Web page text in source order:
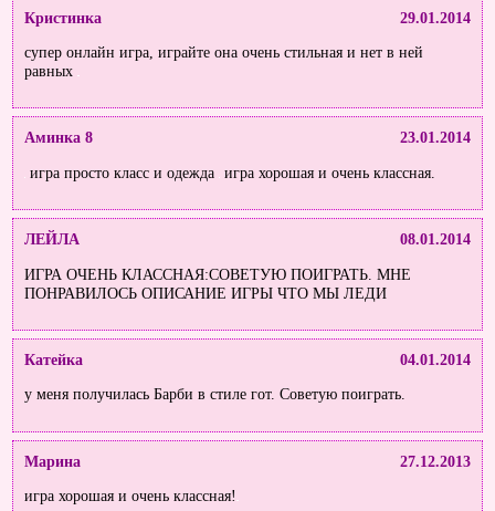
Кристинка
29.01.2014
супер онлайн игра, играйте она очень стильная и нет в ней
равных
Аминка 8
23.01.2014
игра просто класс и одежда игра хорошая и очень классная.
ЛЕЙЛА
08.01.2014
ИГРА ОЧЕНЬ КЛАССНАЯ:СОВЕТУЮ ПОИГРАТЬ. МНЕ
ПОНРАВИЛОСЬ ОПИСАНИЕ ИГРЫ ЧТО МЫ ЛЕДИ
Катейка
04.01.2014
у меня получилась Барби в стиле гот. Советую поиграть.
Марина
27.12.2013
игра хорошая и очень классная!